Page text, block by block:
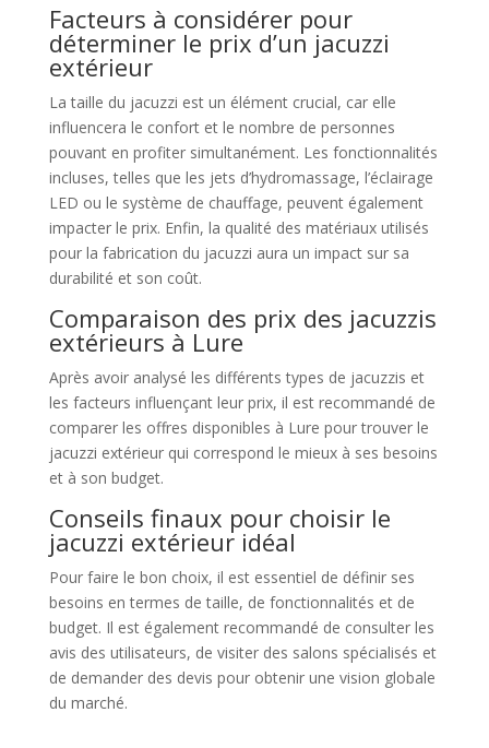
Facteurs à considérer pour
déterminer le prix d’un jacuzzi
extérieur
La taille du jacuzzi est un élément crucial, car elle
influencera le confort et le nombre de personnes
pouvant en profiter simultanément. Les fonctionnalités
incluses, telles que les jets d’hydromassage, l’éclairage
LED ou le système de chauffage, peuvent également
impacter le prix. Enfin, la qualité des matériaux utilisés
pour la fabrication du jacuzzi aura un impact sur sa
durabilité et son coût.
Comparaison des prix des jacuzzis
extérieurs à Lure
Après avoir analysé les différents types de jacuzzis et
les facteurs influençant leur prix, il est recommandé de
comparer les offres disponibles à Lure pour trouver le
jacuzzi extérieur qui correspond le mieux à ses besoins
et à son budget.
Conseils finaux pour choisir le
jacuzzi extérieur idéal
Pour faire le bon choix, il est essentiel de définir ses
besoins en termes de taille, de fonctionnalités et de
budget. Il est également recommandé de consulter les
avis des utilisateurs, de visiter des salons spécialisés et
de demander des devis pour obtenir une vision globale
du marché.